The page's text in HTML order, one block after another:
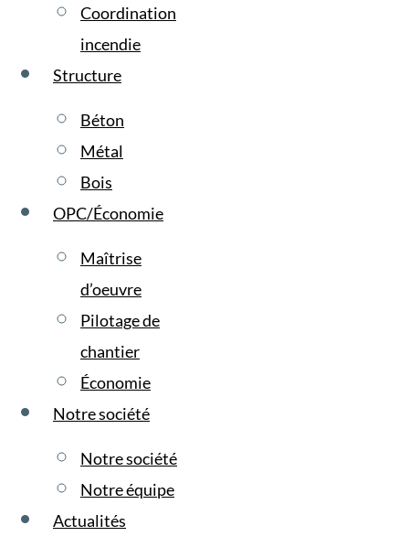
Coordination
incendie
Structure
Béton
Métal
Bois
OPC/Économie
Maîtrise
d’oeuvre
Pilotage de
chantier
Économie
Notre société
Notre société
Notre équipe
Actualités